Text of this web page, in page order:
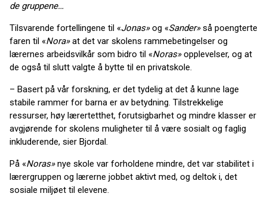
de gruppene…
Tilsvarende fortellingene til «Jonas»og «Sander»så poengterte
faren til «Nora»at det var skolens rammebetingelser og
lærernes arbeidsvilkår som bidro til «Noras»opplevelser, og at
de også til slutt valgte å bytte til en privatskole.
– Basert på vår forskning, er det tydelig at det å kunne lage
stabile rammer for barna er av betydning. Tilstrekkelige
ressurser, høy lærertetthet, forutsigbarhet og mindre klasser er
avgjørende for skolens muligheter til å være sosialt og faglig
inkluderende, sier Bjordal.
På «Noras»nye skole var forholdene mindre, det var stabilitet i
lærergruppen og lærerne jobbet aktivt med, og deltok i, det
sosiale miljøet til elevene.